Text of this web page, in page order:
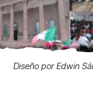
Diseño por Edwin